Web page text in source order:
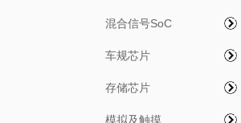
混合信号SoC
车规芯片
存储芯片
模拟及触摸